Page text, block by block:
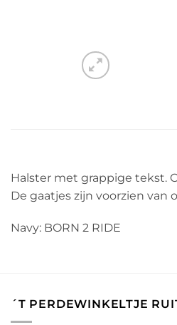
Halster met grappige tekst.
De gaatjes zijn voorzien van
Navy: BORN 2 RIDE
´T PERDEWINKELTJE